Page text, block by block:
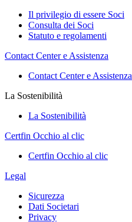
Il privilegio di essere Soci
Consulta dei Soci
Statuto e regolamenti
Contact Center e Assistenza
Contact Center e Assistenza
La Sostenibilità
La Sostenibilità
Certfin Occhio al clic
Certfin Occhio al clic
Legal
Sicurezza
Dati Societari
Privacy